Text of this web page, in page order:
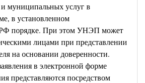
муниципальных услуг в
в установленном
порядке. При этом УНЭП может
лицами при представлении
на основании доверенности.
в электронной форме
представляются посредством